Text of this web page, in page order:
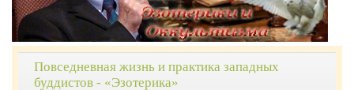
Повседневная жизнь и практика западных
буддистов - «Эзотерика»